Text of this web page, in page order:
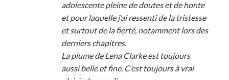
adolescente pleine de doutes et de honte
et pour laquelle j’ai ressenti de la tristesse
et surtout de la fierté, notamment lors des
derniers chapitres.
La plume de Lena Clarke est toujours
aussi belle et fine. C’est toujours à vrai